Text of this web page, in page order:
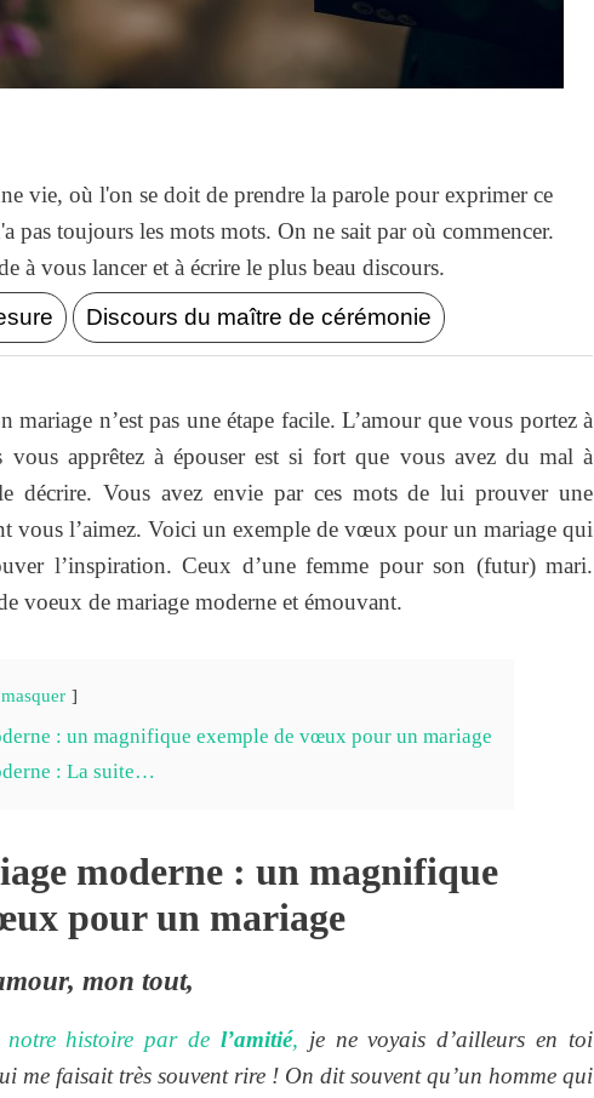
vie, où l'on se doit de prendre la parole pour exprimer ce
pas toujours les mots mots. On ne sait par où commencer.
à vous lancer et à écrire le plus beau discours.
Discours du maître de cérémonie
n’est pas une étape facile. L’amour que vous portez à
apprêtez à épouser est si fort que vous avez du mal à
décrire. Vous avez envie par ces mots de lui prouver une
vous l’aimez. Voici un exemple de vœux pour un mariage qui
l’inspiration. Ceux d’une femme pour son (futur) mari.
voeux de mariage moderne et émouvant.
masquer
: un magnifique exemple de vœux pour un mariage
: La suite…
moderne : un magnifique
pour un mariage
mon tout,
notre histoire par de l’amitié, je ne voyais d’ailleurs en toi
me faisait très souvent rire ! On dit souvent qu’un homme qui